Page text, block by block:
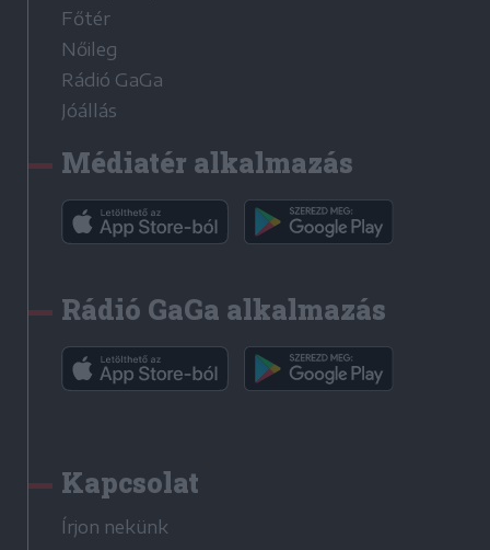
Főtér
Nőileg
Rádió GaGa
Jóállás
Médiatér alkalmazás
Rádió GaGa alkalmazás
Kapcsolat
Írjon nekünk